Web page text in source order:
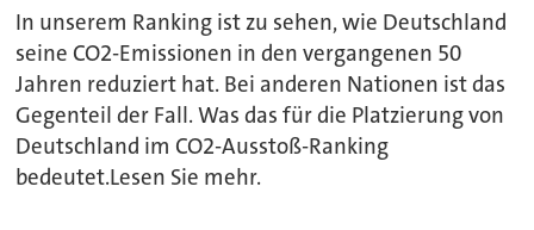
In unserem Ranking ist zu sehen, wie Deutschland
seine CO2-Emissionen in den vergangenen 50
Jahren reduziert hat. Bei anderen Nationen ist das
Gegenteil der Fall. Was das für die Platzierung von
Deutschland im CO2-Ausstoß-Ranking
bedeutet.Lesen Sie mehr.